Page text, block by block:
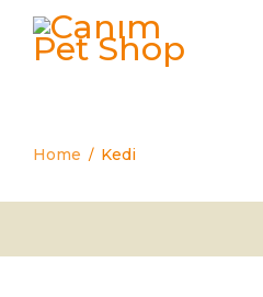
Home / Kedi